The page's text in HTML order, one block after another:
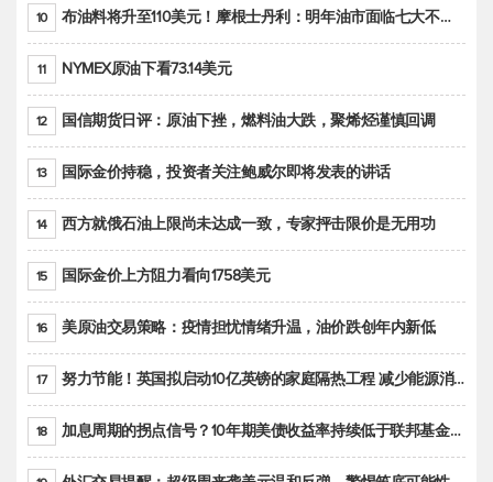
10 布油料将升至110美元！摩根士丹利：明年油市面临七大不确定性
11 NYMEX原油下看73.14美元
12 国信期货日评：原油下挫，燃料油大跌，聚烯烃谨慎回调
13 国际金价持稳，投资者关注鲍威尔即将发表的讲话
14 西方就俄石油上限尚未达成一致，专家抨击限价是无用功
15 国际金价上方阻力看向1758美元
16 美原油交易策略：疫情担忧情绪升温，油价跌创年内新低
17 努力节能！英国拟启动10亿英镑的家庭隔热工程 减少能源消耗
18 加息周期的拐点信号？10年期美债收益率持续低于联邦基金利率目标区间